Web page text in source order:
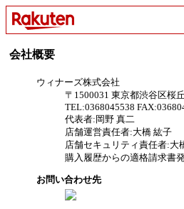
会社概要
ウィナーズ株式会社
〒1500031 東京都渋谷区桜
TEL:0368045538
代表者:岡野 真二
店舗運営責任者:大橋 紘子
店舗セキュリティ責任者:
購入履歴からの適格請求書
お問い合わせ先